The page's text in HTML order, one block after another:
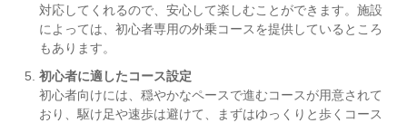
対応してくれるので、安心して楽しむことができます。施設
によっては、初心者専用の外乗コースを提供しているところ
もあります。
初心者に適したコース設定
初心者向けには、穏やかなペースで進むコースが用意されて
おり、駆け足や速歩は避けて、まずはゆっくりと歩くコース